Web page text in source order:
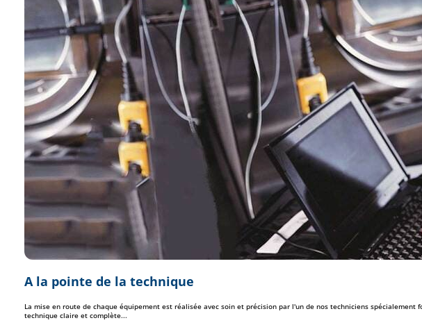
A la pointe de la technique
La mise en route de chaque équipement est réalisée avec soin et précision par l'un de nos techniciens
technique claire et complète...